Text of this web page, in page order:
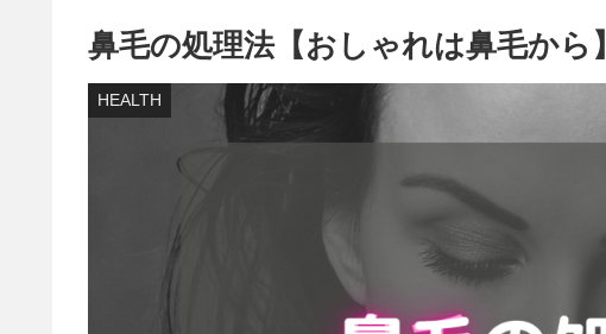
鼻毛の処理法【おしゃれは鼻毛から】
HEALTH